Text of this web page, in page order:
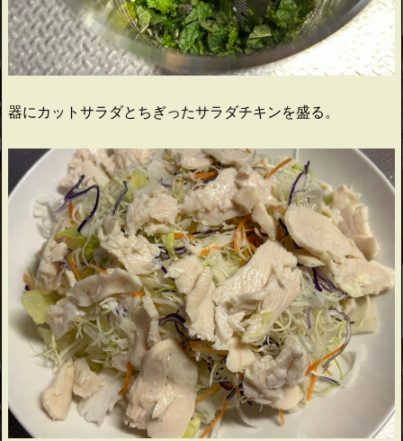
器にカットサラダとちぎったサラダチキンを盛る。